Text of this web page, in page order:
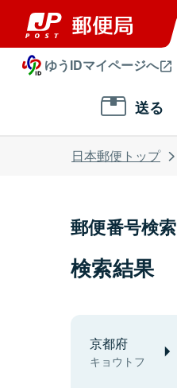
ゆうIDマイページへ
送る
日本郵便トップ
郵便番号検索
検索結果
京都府
キョウトフ